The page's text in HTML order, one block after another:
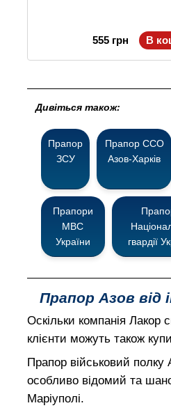
Дивіться також:
Прапор
ЗСУ
Прапор ССО
Азов-Харків
Прапори
МВС
України
гвардії
Прапор Азов від
Оскільки компанія Лакор
клієнти можуть також
Прапор військовий
особливо відомий та
Маріуполі.
555 грн В